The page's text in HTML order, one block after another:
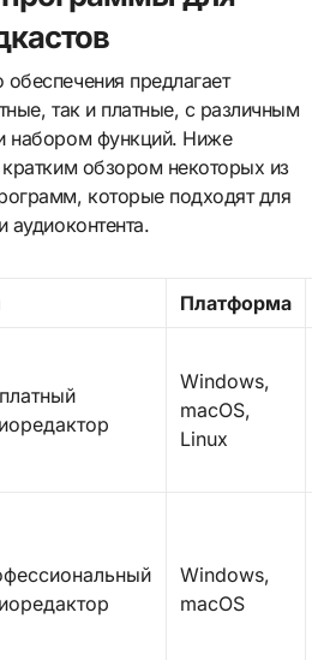
предлагает
так и платные, с различным
набором функций. Ниже
обзором некоторых из
которые подходят для
аудиоконтента.
Платформа
Windows,
macOS,
Linux
Windows,
macOS